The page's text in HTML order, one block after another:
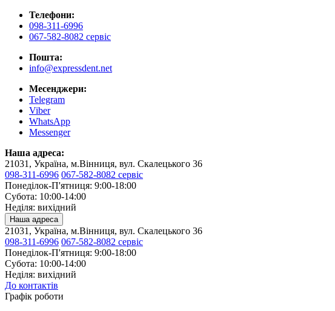
Телефони:
098-311-6996
067-582-8082 сервіс
Пошта:
info@expressdent.net
Месенджери:
Telegram
Viber
WhatsApp
Messenger
Наша адреса:
21031, Україна, м.Вінниця, вул. Скалецького 36
098-311-6996 067-582-8082 сервіс
Понеділок-П'ятниця: 9:00-18:00
Субота: 10:00-14:00
Неділя: вихідний
Наша адреса
21031, Україна, м.Вінниця, вул. Скалецького 36
098-311-6996 067-582-8082 сервіс
Понеділок-П'ятниця: 9:00-18:00
Субота: 10:00-14:00
Неділя: вихідний
До контактів
Графік роботи